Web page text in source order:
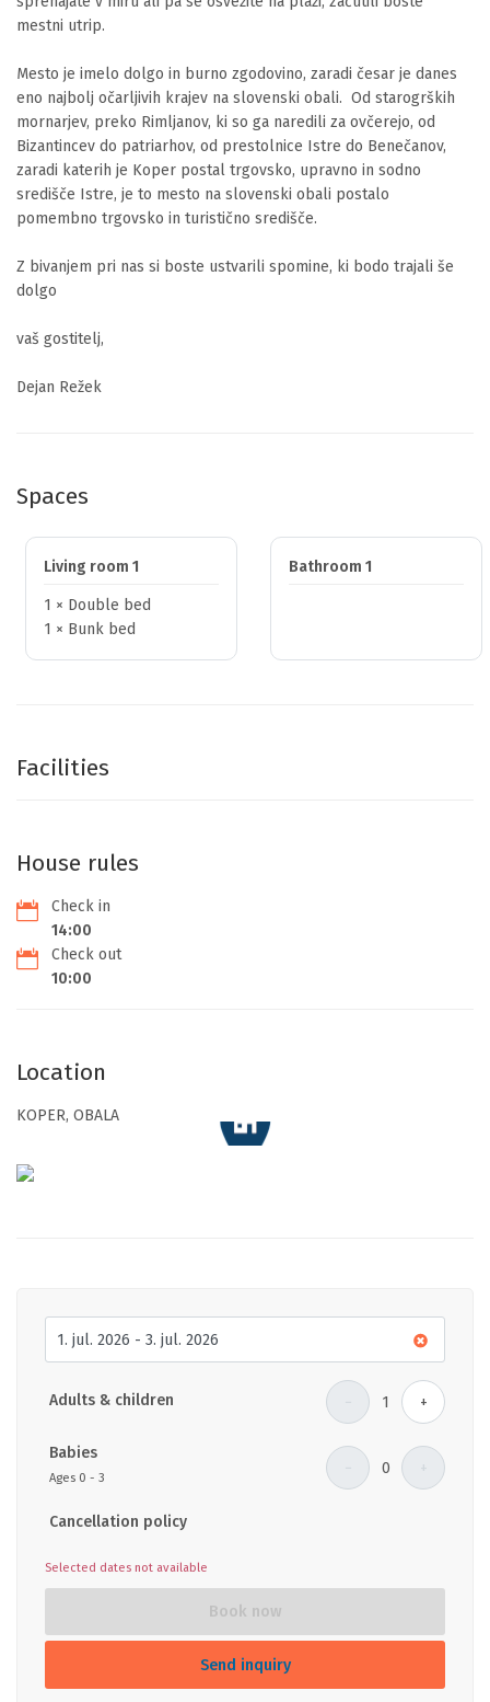
mestni utrip.
Mesto je imelo dolgo in burno zgodovino, zaradi česar je danes
eno najbolj očarljivih krajev na slovenski obali.  Od starogrških
mornarjev, preko Rimljanov, ki so ga naredili za ovčerejo, od
Bizantincev do patriarhov, od prestolnice Istre do Benečanov,
zaradi katerih je Koper postal trgovsko, upravno in sodno
središče Istre, je to mesto na slovenski obali postalo
pomembno trgovsko in turistično središče.
Z bivanjem pri nas si boste ustvarili spomine, ki bodo trajali še
dolgo
vaš gostitelj,
Dejan Režek
Spaces
Living room 1
1 × Double bed
1 × Bunk bed
Bathroom 1
Facilities
House rules
Check in
14:00
Check out
10:00
Location
KOPER, OBALA
Adults & children 1 +
Babies
Ages 0 - 3
0
Cancellation policy
Selected dates not available
Book now
Send inquiry